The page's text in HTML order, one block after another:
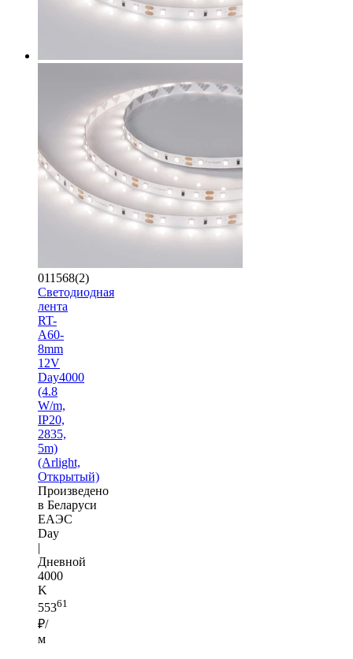
011568(2)
Светодиодная
лента
RT-
A60-
8mm
12V
Day4000
(4.8
W/m,
IP20,
2835,
5m)
(Arlight,
Открытый)
Произведено
в Беларуси
ЕАЭС
Day
|
Дневной
4000
K
55361
₽/
м